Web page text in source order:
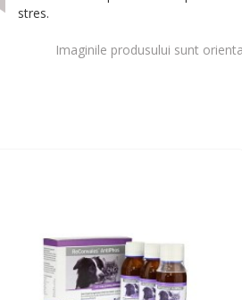
Imaginile produsului sunt
stres.